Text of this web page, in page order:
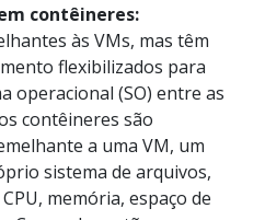
contêineres:
às VMs, mas têm
flexibilizados para
operacional (SO) entre as
contêineres são
a uma VM, um
sistema de arquivos,
memória, espaço de